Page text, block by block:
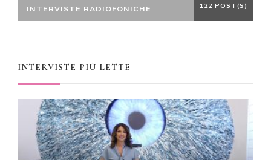
INTERVISTE RADIOFONICHE 122 POST(S)
INTERVISTE PIÙ LETTE